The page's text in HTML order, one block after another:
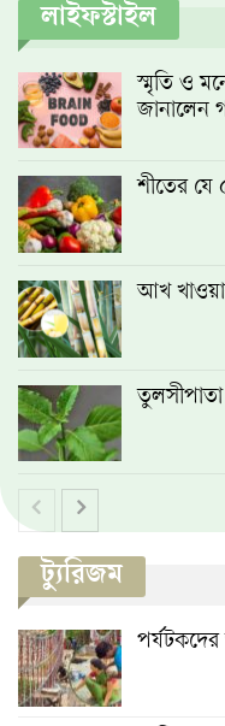
লাইফস্টাইল
স্মৃতি ও
জানালেন
শীতের যে
আখ
ট্যুরিজম
পর্যটকদের